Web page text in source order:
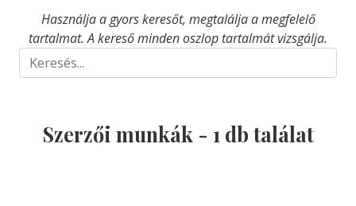
Használja a gyors keresőt, megtalálja a megfelelő
tartalmat. A kereső minden oszlop tartalmát vizsgálja.
Szerzői munkák - 1 db találat